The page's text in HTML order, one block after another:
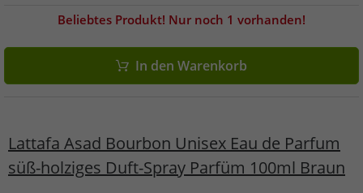
Beliebtes Produkt! Nur noch 1 vorhanden!
In den Warenkorb
Lattafa Asad Bourbon Unisex Eau de Parfum
süß-holziges Duft-Spray Parfüm 100ml Braun